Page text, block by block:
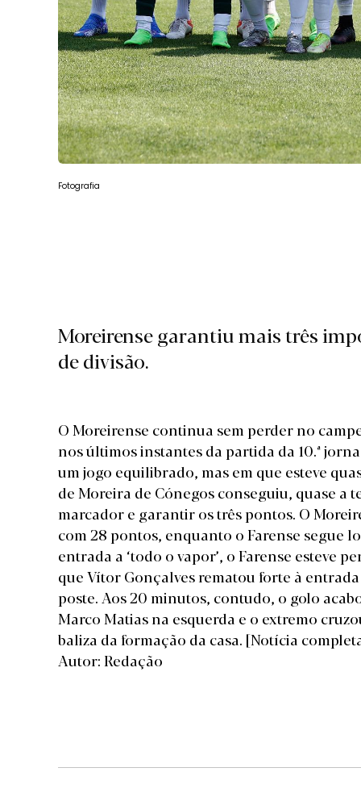
Fotografia
Moreirense garantiu mais três
de divisão.
O Moreirense continua sem perder no
nos últimos instantes da partida da 10.ª
um jogo equilibrado, mas em que esteve
de Moreira de Cónegos conseguiu, quase
marcador e garantir os três pontos. O
com 28 pontos, enquanto o Farense segue
entrada a ‘todo o vapor’, o Farense esteve
que Vítor Gonçalves rematou forte à
poste. Aos 20 minutos, contudo, o golo
Marco Matias na esquerda e o extremo
baliza da formação da casa. [Notícia
Autor: Redação